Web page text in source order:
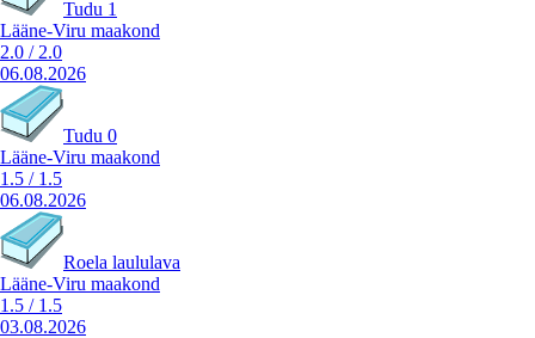
Tudu 1
Lääne-Viru maakond
2.0 / 2.0
06.08.2026
Tudu 0
Lääne-Viru maakond
1.5 / 1.5
06.08.2026
Roela laululava
Lääne-Viru maakond
1.5 / 1.5
03.08.2026